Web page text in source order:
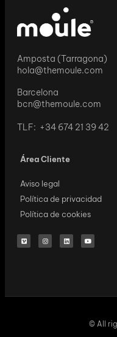
Amposta (Tarragona)
hola@themoule.com
Barcelona
bcn@themoule.com
TLF: +34 674 21 39 42
Área Cliente
Aviso legal
Política de privacidad
Política de cookies
© All